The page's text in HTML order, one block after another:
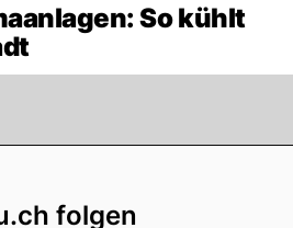
So kühlt
folgen